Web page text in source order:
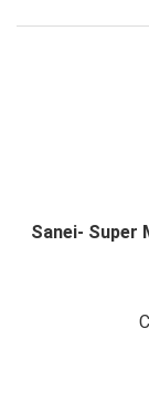
Sanei- Super